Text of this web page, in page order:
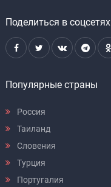
Поделиться в соцсетях
Популярные страны
Россия
Таиланд
Словения
Турция
Португалия